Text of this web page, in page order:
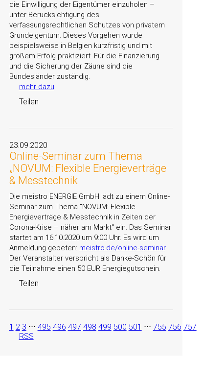
die Einwilligung der Eigentümer einzuholen –
unter Berücksichtigung des
verfassungsrechtlichen Schutzes von privatem
Grundeigentum. Dieses Vorgehen wurde
beispielsweise in Belgien kurzfristig und mit
großem Erfolg praktiziert. Für die Finanzierung
und die Sicherung der Zäune sind die
Bundesländer zuständig.
mehr dazu
Teilen
23.09.2020
Online-Seminar zum Thema
„NOVUM: Flexible Energieverträge
& Messtechnik
Die meistro ENERGIE GmbH lädt zu einem Online-
Seminar zum Thema
NOVUM: Flexible
Energieverträge & Messtechnik in Zeiten der
Corona-Krise – näher am Markt ein. Das Seminar
startet am 16.10.2020 um 9:00 Uhr. Es wird um
Anmeldung gebeten: meistro.de/online-seminar.
Der Veranstalter verspricht als Danke-Schön für
die Teilnahme einen 50 EUR Energiegutschein.
Teilen
1 2 3 ⋅⋅⋅ 495 496 497 498 499 500 501 ⋅⋅⋅ 755 756 757
RSS